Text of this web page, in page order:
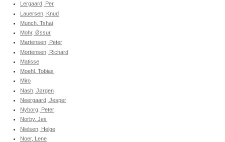
Lergaard, Per
Lauersen, Knud
Munch, Tshai
Mohr, Øssur
Martensen, Peter
Mortensen, Richard
Matisse
Moehl, Tobias
Miro
Nash, Jørgen
Neergaard, Jesper
Nyborg, Peter
Norby, Jes
Nielsen, Helge
Noer, Lene